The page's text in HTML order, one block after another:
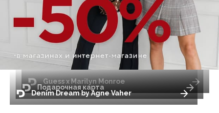
Denim Dream by Agne Vaher
Подарочная карта
Guess x Marilyn Monroe